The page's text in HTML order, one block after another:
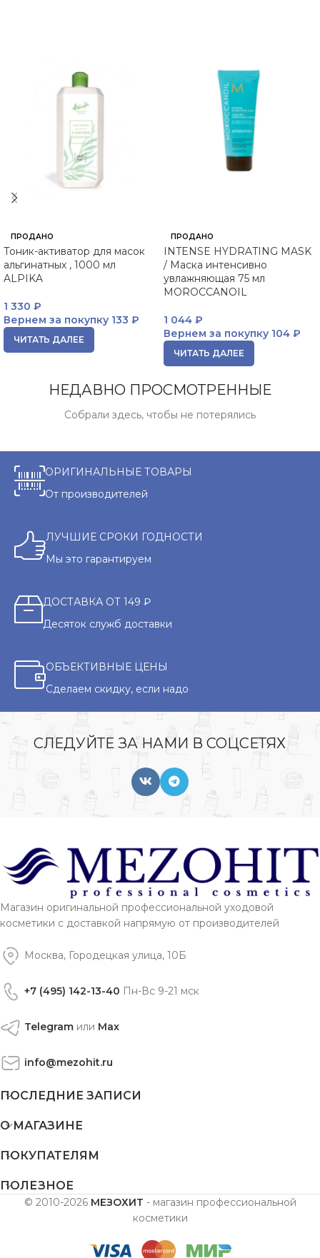
ПРОДАНО
Тоник-активатор для масок
альгинатных , 1000 мл
ALPIKA
1 330 ₽
Вернем за покупку 133 ₽
ЧИТАТЬ ДАЛЕЕ
ПРОДАНО
INTENSE HYDRATING MASK
/ Маска интенсивно
увлажняющая 75 мл
MOROCCANOIL
1 044 ₽
Вернем за покупку 104 ₽
ЧИТАТЬ ДАЛЕЕ
НЕДАВНО ПРОСМОТРЕННЫЕ
Собрали здесь, чтобы не потерялись
ОРИГИНАЛЬНЫЕ ТОВАРЫ
От производителей
ЛУЧШИЕ СРОКИ ГОДНОСТИ
Мы это гарантируем
ДОСТАВКА ОТ 149 ₽
Десяток служб доставки
ОБЪЕКТИВНЫЕ ЦЕНЫ
Сделаем скидку, если надо
СЛЕДУЙТЕ ЗА НАМИ В СОЦСЕТЯХ
Магазин оригинальной профессиональной уходовой
косметики с доставкой напрямую от производителей
Москва, Городецкая улица, 10Б
+7 (495) 142-13-40 Пн-Вс 9-21 мск
Telegram или Max
info@mezohit.ru
ПОСЛЕДНИЕ ЗАПИСИ
О МАГАЗИНЕ
ПОКУПАТЕЛЯМ
ПОЛЕЗНОЕ
© 2010-2026 МЕЗОХИТ - магазин профессиональной
косметики